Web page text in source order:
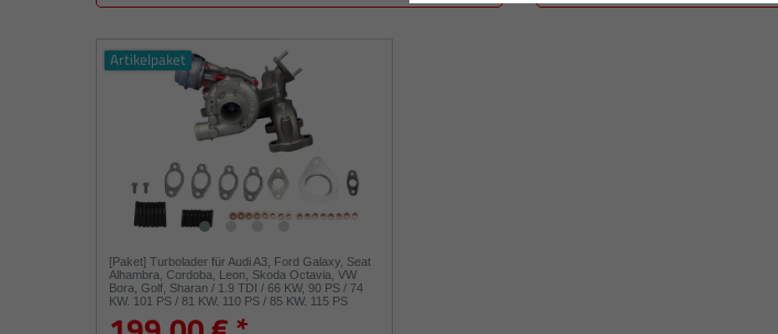
Artikelpaket
[Paket] Turbolader für Audi A3, Ford Galaxy, Seat
Alhambra, Cordoba, Leon, Skoda Octavia, VW
Bora, Golf, Sharan / 1.9 TDI / 66 KW, 90 PS / 74
KW, 101 PS / 81 KW, 110 PS / 85 KW, 115 PS